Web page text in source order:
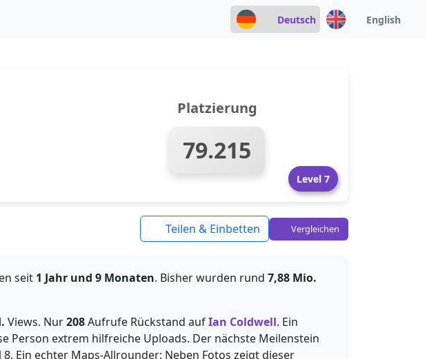
Deutsch English
Platzierung
79.215
Level 7
Teilen & Einbetten Vergleichen
seit 1 Jahr und 9 Monaten. Bisher wurden rund 7,88 Mio.
Views. Nur208Aufrufe Rückstand aufIan Coldwell. Ein
Person extrem hilfreiche Uploads. Der nächste Meilenstein
8. Ein echter Maps-Allrounder: Neben Fotos zeigt dieser